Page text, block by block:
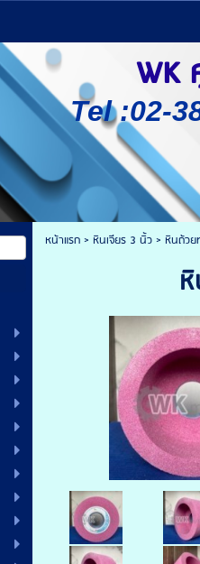
WK
Tel :02-
หน้าแรก> หินเจียร 3 นิ้ว> หินถ้วย